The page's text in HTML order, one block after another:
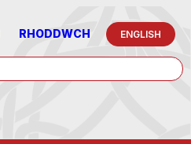
RHODDWCH ENGLISH